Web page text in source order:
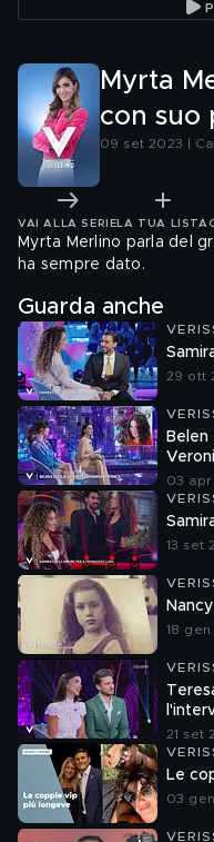
Myrta
con suo
09 set 2023 |
VAI ALLA SERIE LA TUA LISTA
Myrta Merlino parla del
ha sempre dato.
Guarda anche
29 ott
Belen
03 apr
13 set
18 gen
21 set
Le
03